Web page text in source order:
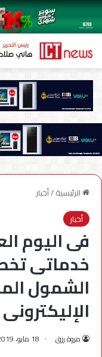
الرئيسية/أخبار
أخبار
فى اليوم
خدماتى
الشمول
الإليكترونى
مروة رزق 18 مايو، 2019